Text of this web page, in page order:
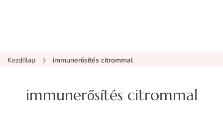
Kezdőlap immunerősítés citrommal
immunerősítés citrommal